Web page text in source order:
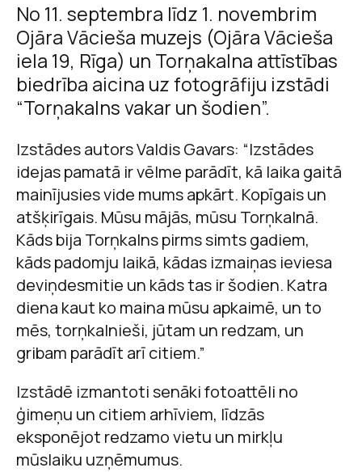
No 11. septembra līdz 1. novembrim
Ojāra Vācieša muzejs (Ojāra Vācieša
iela 19, Rīga) un Torņakalna attīstības
biedrība aicina uz fotogrāfiju izstādi
“Torņakalns vakar un šodien”.
Izstādes autors Valdis Gavars: “Izstādes
idejas pamatā ir vēlme parādīt, kā laika gaitā
mainījusies vide mums apkārt. Kopīgais un
atšķirīgais. Mūsu mājās, mūsu Torņkalnā.
Kāds bija Torņkalns pirms simts gadiem,
kāds padomju laikā, kādas izmaiņas ieviesa
deviņdesmitie un kāds tas ir šodien. Katra
diena kaut ko maina mūsu apkaimē, un to
mēs, torņkalnieši, jūtam un redzam, un
gribam parādīt arī citiem.”
Izstādē izmantoti senāki fotoattēli no
ģimeņu un citiem arhīviem, līdzās
eksponējot redzamo vietu un mirkļu
mūslaiku uzņēmumus.